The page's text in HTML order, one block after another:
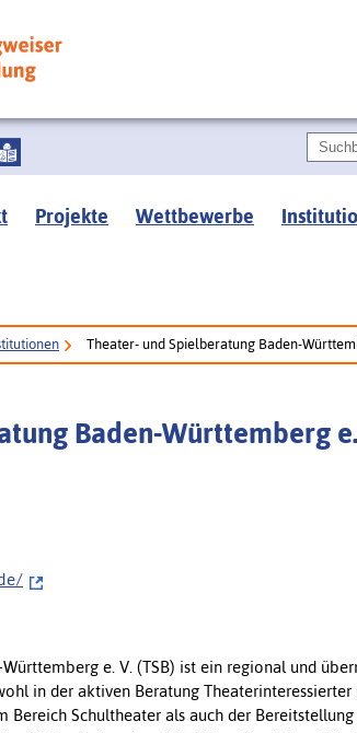
Projekte Wettbewerbe
Theater- und Spielberatung Baden-
Baden-Württemberg
e /
e. V. (TSB) ist ein regional und
in der aktiven Beratung Theaterinteressierter
Bereich Schultheater als auch der